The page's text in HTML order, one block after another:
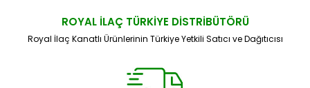
ROYAL İLAÇ TÜRKİYE DİSTRİBÜTÖRÜ
Royal İlaç Kanatlı Ürünlerinin Türkiye Yetkili Satıcı ve Dağıtıcısı